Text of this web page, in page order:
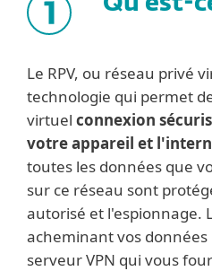
Le RPV, ou réseau privé
technologie qui permet
virtuel connexion
votre appareil et
toutes les données que
sur ce réseau sont
autorisé et l'espionnage.
acheminant vos
serveur VPN qui vous